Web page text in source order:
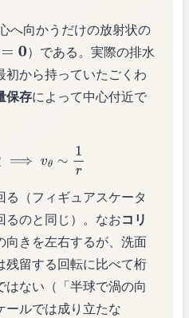
へ向かうだけの放射状の
）である。実際の排水
初から持っていたごくわ
保存によって中心付近で
⟹v ∼ 1
る（フィギュアスケータ
るのと同じ）。なおコリ
向きを左右するが、洗面
残留する回転に比べて桁
ない（「半球で渦の向
ールでは成り立たな